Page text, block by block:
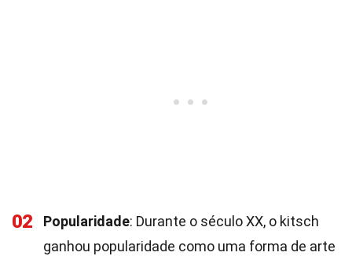
02 Popularidade: Durante o século XX, o kitsch
ganhou popularidade como uma forma de arte